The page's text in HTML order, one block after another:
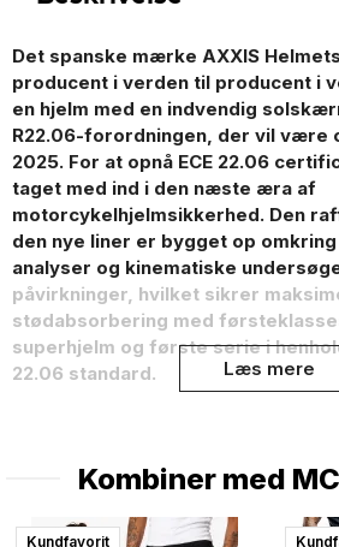
Det spanske mærke AXXIS
producent i verden til producent i
en hjelm med en indvendig
R22.06-forordningen, der vil være
2025. For at opnå ECE 22.06
taget med ind i den næste æra af
motorcykelhjelmsikkerhed. Den
den nye liner er bygget op
analyser og kinematiske
påvirkninger, hvilket sikrer
stødabsorbering med
superhjelm og første serie i
22.06 standard.
Perfekt til at tilpasse kørslen efter
ECE 22.06 Standard Premium
Læs mere
Kombiner med
Kundfavorit